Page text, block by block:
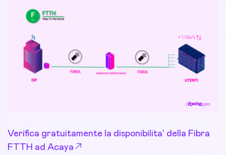
Verifica gratuitamente la disponibilita' della Fibra
FTTH ad Acaya